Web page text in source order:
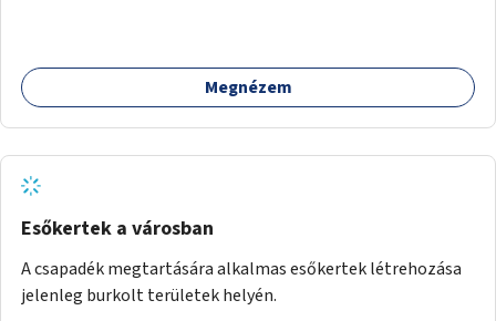
Megnézem
Esőkertek a városban
A csapadék megtartására alkalmas esőkertek létrehozása
jelenleg burkolt területek helyén.